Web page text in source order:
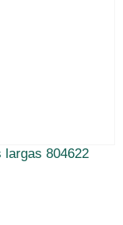
largas 804622